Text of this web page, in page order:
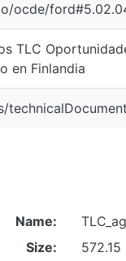
ocde/
TLC
en Finlandia
Name:
Size:
572.15